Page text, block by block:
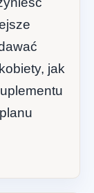
jak